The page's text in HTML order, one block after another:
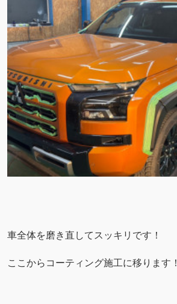
車全体を磨き直してスッキリです！
ここからコーティング施工に移ります！